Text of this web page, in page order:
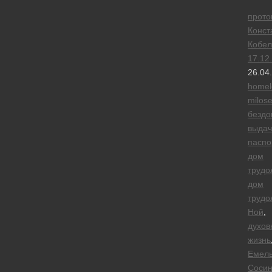
дом
дом
Ной
жизнь